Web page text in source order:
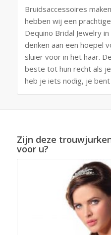
Bruidsaccessoires
hebben wij een
Dequino Bridal Jewelry
denken aan een hoepel
sluier voor in het haar.
beste tot hun recht als
heb je iets nodig, je
Zijn deze
voor u?